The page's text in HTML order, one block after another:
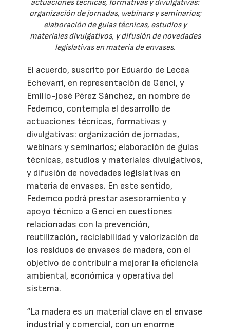
actuaciones técnicas, formativas y divulgativas:
organización de jornadas, webinars y seminarios;
elaboración de guías técnicas, estudios y
materiales divulgativos, y difusión de novedades
legislativas en materia de envases.
El acuerdo, suscrito por Eduardo de Lecea
Echevarri, en representación de Genci, y
Emilio-José Pérez Sánchez, en nombre de
Fedemco, contempla el desarrollo de
actuaciones técnicas, formativas y
divulgativas: organización de jornadas,
webinars y seminarios; elaboración de guías
técnicas, estudios y materiales divulgativos,
y difusión de novedades legislativas en
materia de envases. En este sentido,
Fedemco podrá prestar asesoramiento y
apoyo técnico a Genci en cuestiones
relacionadas con la prevención,
reutilización, reciclabilidad y valorización de
los residuos de envases de madera, con el
objetivo de contribuir a mejorar la eficiencia
ambiental, económica y operativa del
sistema.
“La madera es un material clave en el envase
industrial y comercial, con un enorme